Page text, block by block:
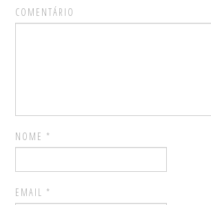
COMENTÁRIO
NOME *
EMAIL *